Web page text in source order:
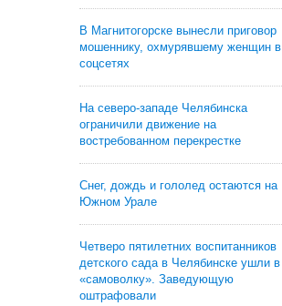
В Магнитогорске вынесли приговор
мошеннику, охмурявшему женщин в
соцсетях
На северо-западе Челябинска
ограничили движение на
востребованном перекрестке
Снег, дождь и гололед остаются на
Южном Урале
Четверо пятилетних воспитанников
детского сада в Челябинске ушли в
«самоволку». Заведующую
оштрафовали